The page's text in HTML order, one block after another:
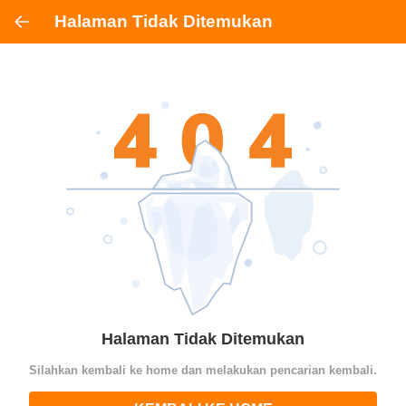
Halaman Tidak Ditemukan
Halaman Tidak Ditemukan
Silahkan kembali ke home dan melakukan pencarian kembali.